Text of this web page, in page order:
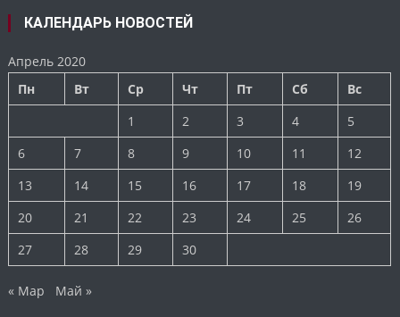
КАЛЕНДАРЬ НОВОСТЕЙ
Апрель 2020
Пн
Вт Ср Чт Пт Сб
Вс
1
2 3 4
5
6
7 8 9 10 11
12
13
14 15 16 17 18
19
20
21 22 23 24 25
26
27
28 29 30
« Мар Май »